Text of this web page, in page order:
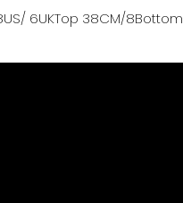
/ 6UKTop 38CM/8Bottom